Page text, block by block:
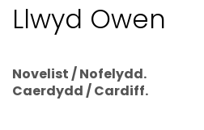
Llwyd Owen
Novelist / Nofelydd.
Caerdydd / Cardiff.